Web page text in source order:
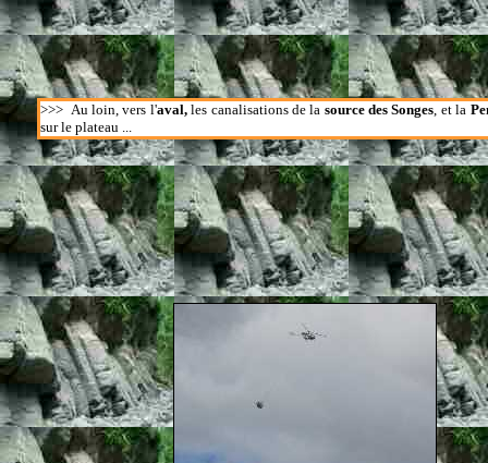
>>> Au loin, vers l'aval,les canalisations de la source des Songes, et la
sur le plateau ...